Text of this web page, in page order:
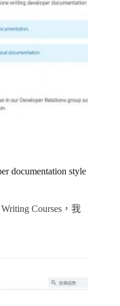
documentation style
Courses，我